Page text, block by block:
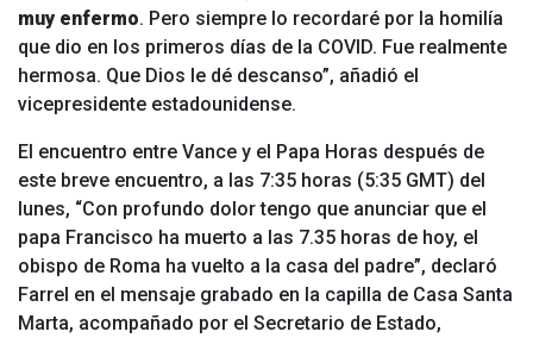
muy enfermo. Pero siempre lo recordaré por la homilía
que dio en los primeros días de la COVID. Fue realmente
hermosa. Que Dios le dé descanso”, añadió el
vicepresidente estadounidense.
El encuentro entre Vance y el Papa Horas después de
este breve encuentro, a las 7:35 horas (5:35 GMT) del
lunes, “Con profundo dolor tengo que anunciar que el
papa Francisco ha muerto a las 7.35 horas de hoy, el
obispo de Roma ha vuelto a la casa del padre”, declaró
Farrel en el mensaje grabado en la capilla de Casa Santa
Marta, acompañado por el Secretario de Estado,